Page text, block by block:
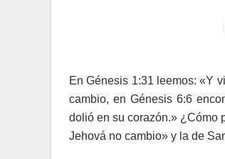
En Génesis 1:31 leemos: «Y
cambio, en Génesis 6:6
dolió en su corazón.» ¿Cómo
Jehová no cambio» y la de